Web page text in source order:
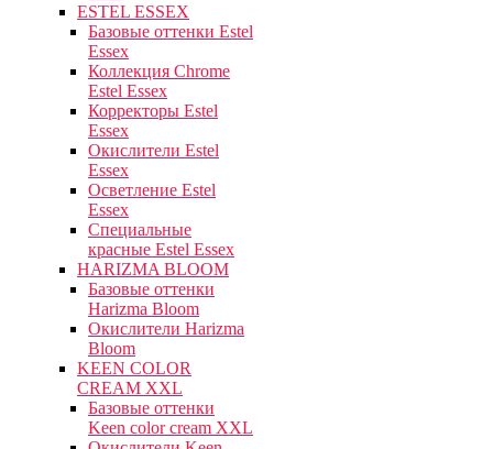
ESTEL ESSEX
Базовые оттенки Estel
Essex
Коллекция Chrome
Estel Essex
Корректоры Estel
Essex
Окислители Estel
Essex
Осветление Estel
Essex
Специальные
красные Estel Essex
HARIZMA BLOOM
Базовые оттенки
Harizma Bloom
Окислители Harizma
Bloom
KEEN COLOR
CREAM XXL
Базовые оттенки
Keen color cream XXL